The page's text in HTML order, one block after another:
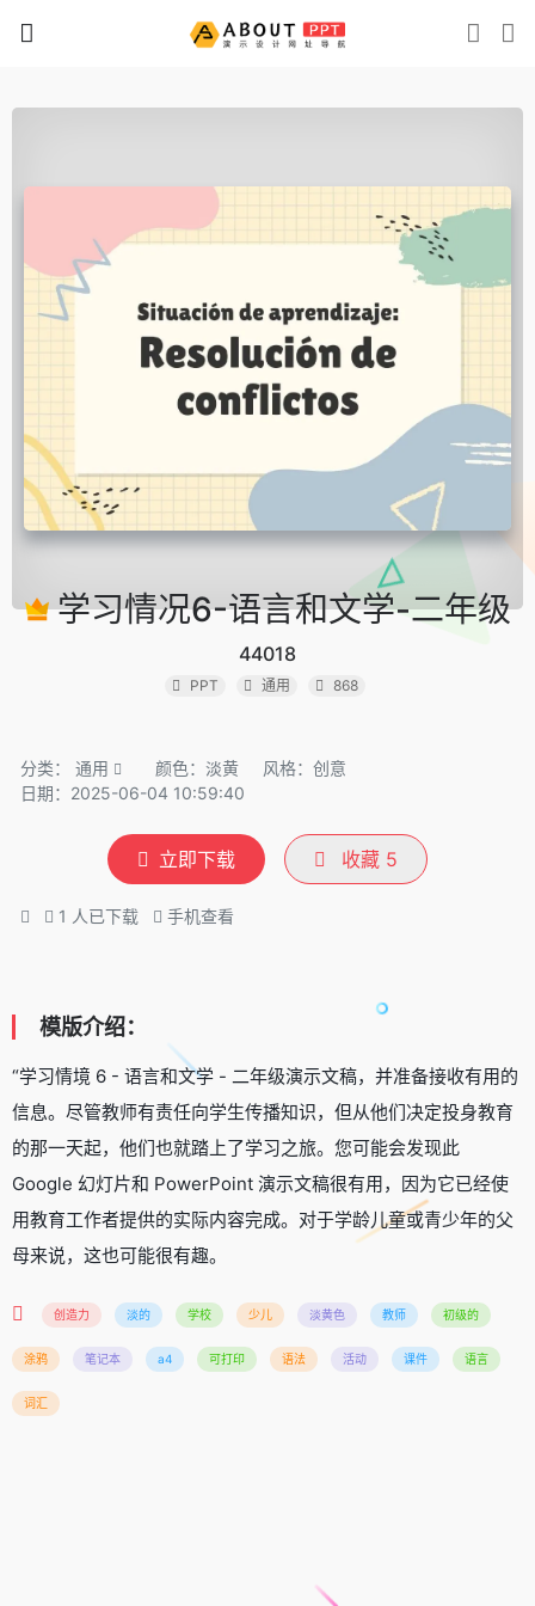
学习情况6-语言和文学-二年级
44018
PPT 通用 868
分类： 通用 颜色：淡黄
风格：创意
日期：2025-06-04 10:59:40
立即下载 收藏 5
1 人已下载 手机查看
模版介绍：
“学习情境 6 - 语言和文学 - 二年级演示文稿，并准备接收有用的
信息。尽管教师有责任向学生传播知识，但从他们决定投身教育
的那一天起，他们也就踏上了学习之旅。您可能会发现此
Google 幻灯片和 PowerPoint 演示文稿很有用，因为它已经使
用教育工作者提供的实际内容完成。对于学龄儿童或青少年的父
母来说，这也可能很有趣。
创造力 淡的 学校 少儿 淡黄色 教师 初级的
涂鸦 笔记本 a4 可打印 语法 活动 课件 语言
词汇